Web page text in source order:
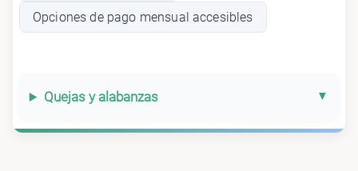
Opciones de pago mensual accesibles
Quejas y alabanzas